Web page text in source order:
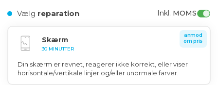
Vælg reparation Inkl. MOMS
Skærm
30 MINUTTER
anmod
om pris
Din skærm er revnet, reagerer ikke korrekt, eller viser
horisontale/vertikale linjer og/eller unormale farver.